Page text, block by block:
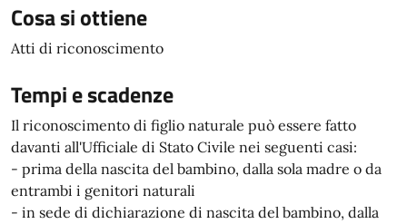
Cosa si ottiene
Atti di riconoscimento
Tempi e scadenze
Il riconoscimento di figlio naturale può essere fatto
davanti all'Ufficiale di Stato Civile nei seguenti casi:
- prima della nascita del bambino, dalla sola madre o da
entrambi i genitori naturali
- in sede di dichiarazione di nascita del bambino, dalla